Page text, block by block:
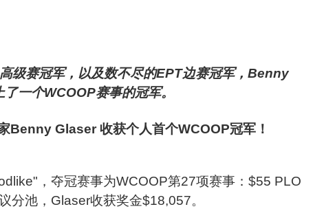
级赛冠军，以及数不尽的EPT边赛冠军，Benny
一个WCOOP赛事的冠军。
，夺冠赛事为WCOOP第27项赛事：$55 PLO
分池，Glaser收获奖金$18,057。